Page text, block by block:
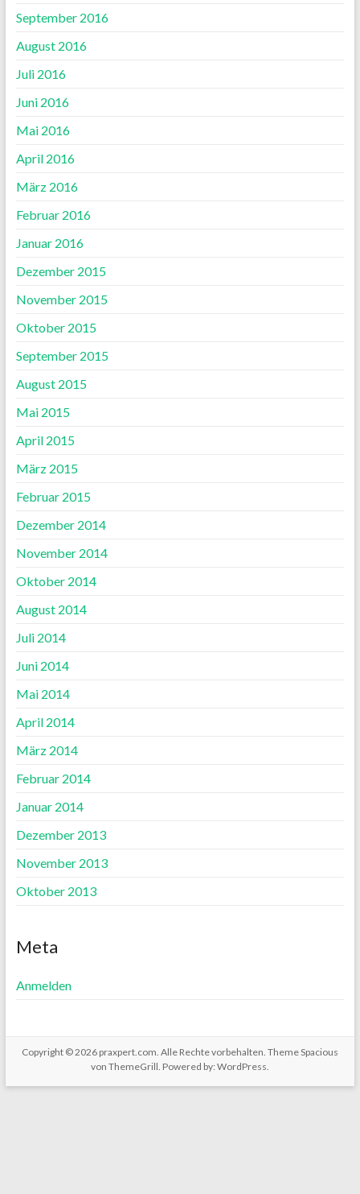
September 2016
August 2016
Juli 2016
Juni 2016
Mai 2016
April 2016
März 2016
Februar 2016
Januar 2016
Dezember 2015
November 2015
Oktober 2015
September 2015
August 2015
Mai 2015
April 2015
März 2015
Februar 2015
Dezember 2014
November 2014
Oktober 2014
August 2014
Juli 2014
Juni 2014
Mai 2014
April 2014
März 2014
Februar 2014
Januar 2014
Dezember 2013
November 2013
Oktober 2013
Meta
Anmelden
Copyright © 2026 praxpert.com . Alle Rechte vorbehalten. ThemeSpacious
von ThemeGrill. Powered by: WordPress